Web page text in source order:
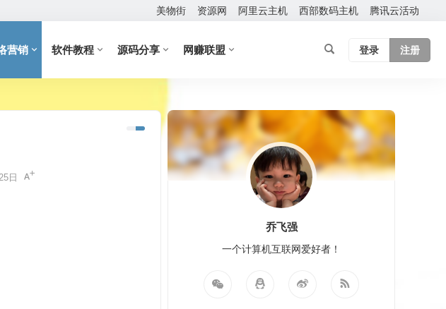
美物街 资源网 阿里云主机 西部数码主机 腾讯云活动
营销 软件教程 源码分享 网赚联盟 登录 注册
日
乔飞强
一个计算机互联网爱好者！